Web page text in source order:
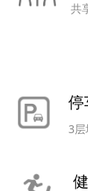
共
停
3